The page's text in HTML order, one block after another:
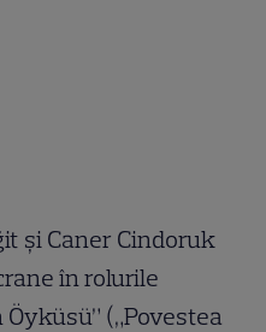
și Caner Cindoruk
în rolurile
(„Povestea